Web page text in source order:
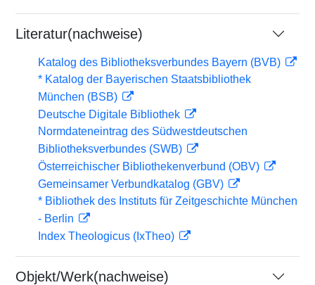
Literatur(nachweise)
Katalog des Bibliotheksverbundes Bayern (BVB)
* Katalog der Bayerischen Staatsbibliothek
München (BSB)
Deutsche Digitale Bibliothek
Normdateneintrag des Südwestdeutschen
Bibliotheksverbundes (SWB)
Österreichischer Bibliothekenverbund (OBV)
Gemeinsamer Verbundkatalog (GBV)
* Bibliothek des Instituts für Zeitgeschichte München
- Berlin
Index Theologicus (IxTheo)
Objekt/Werk(nachweise)